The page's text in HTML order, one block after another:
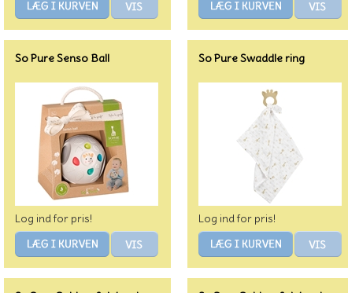
So Pure Senso Ball
Log ind for pris!
So Pure Swaddle ring
Log ind for pris!